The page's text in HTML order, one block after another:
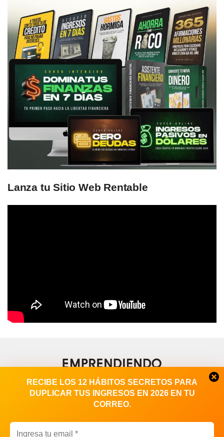
RECIBE LOS 12 HÁBITOS SECRETOS PARA
DUPLICAR TUS INGRESOS EN 2026 EN TU
CORREO.
Lanza tu Sitio Web Rentable